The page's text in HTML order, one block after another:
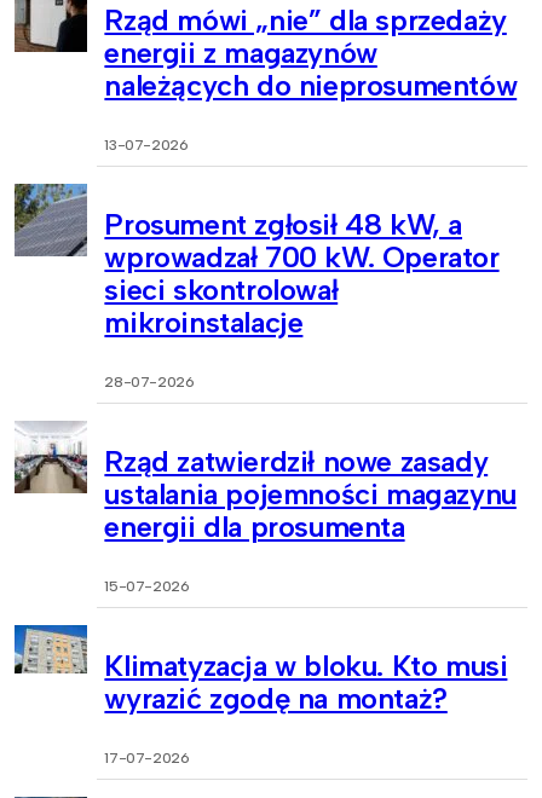
Rząd mówi „nie” dla sprzedaży
energii z magazynów
należących do nieprosumentów
13-07-2026
Prosument zgłosił 48 kW, a
wprowadzał 700 kW. Operator
sieci skontrolował
mikroinstalacje
28-07-2026
Rząd zatwierdził nowe zasady
ustalania pojemności magazynu
energii dla prosumenta
15-07-2026
Klimatyzacja w bloku. Kto musi
wyrazić zgodę na montaż?
17-07-2026